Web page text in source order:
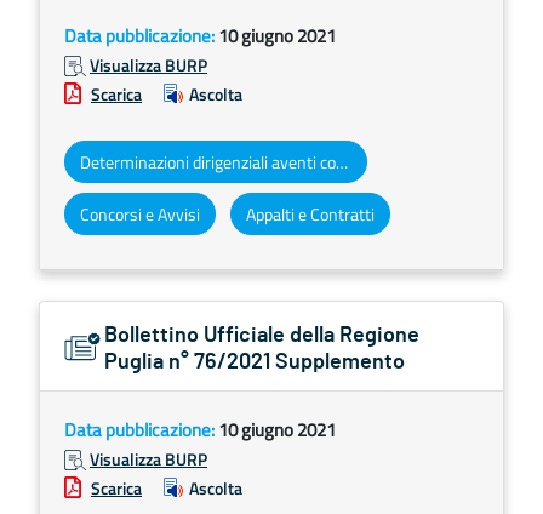
Data pubblicazione:10 giugno 2021
Visualizza BURP
Scarica
Ascolta
Determinazioni dirigenziali aventi contenuto di interesse generale
Concorsi e Avvisi Appalti e Contratti
Bollettino Ufficiale della Regione
Puglia n° 76/2021 Supplemento
Data pubblicazione:10 giugno 2021
Visualizza BURP
Scarica
Ascolta